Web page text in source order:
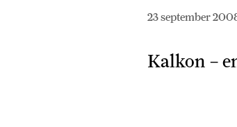
23 september
Kalkon –